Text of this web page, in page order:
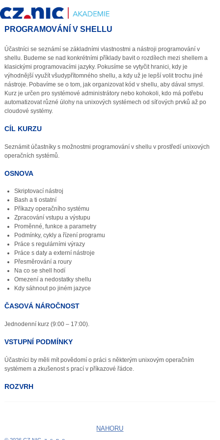
PROGRAMOVÁNÍ V SHELLU
Účastníci se seznámí se základními vlastnostmi a nástroji programování v
shellu. Budeme se nad konkrétními příklady bavit o rozdílech mezi shellem a
klasickými programovacími jazyky. Pokusíme se vytyčit hranici, kdy je
výhodnější využít všudypřítomného shellu, a kdy už je lepší volit trochu jiné
nástroje. Pobavíme se o tom, jak organizovat kód v shellu, aby dával smysl.
Kurz je určen pro systémové administrátory nebo kohokoli, kdo má potřebu
automatizovat různé úlohy na unixových systémech od síťových prvků až po
cloudové systémy.
CÍL KURZU
Seznámit účastníky s možnostmi programování v shellu v prostředí unixových
operačních systémů.
OSNOVA
Skriptovací nástroj
Bash a ti ostatní
Příkazy operačního systému
Zpracování vstupu a výstupu
Proměnné, funkce a parametry
Podmínky, cykly a řízení programu
Práce s regulárními výrazy
Práce s daty a externí nástroje
Přesměrování a roury
Na co se shell hodí
Omezení a nedostatky shellu
Kdy sáhnout po jiném jazyce
ČASOVÁ NÁROČNOST
Jednodenní kurz (9:00 – 17:00).
VSTUPNÍ PODMÍNKY
Účastníci by měli mít povědomí o práci s některým unixovým operačním
systémem a zkušenost s prací v příkazové řádce.
ROZVRH
NAHORU